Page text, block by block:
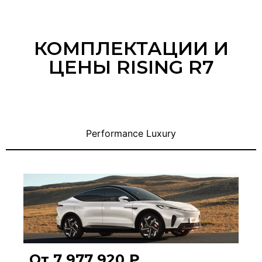
КОМПЛЕКТАЦИИ И
ЦЕНЫ RISING R7
Performance Luxury